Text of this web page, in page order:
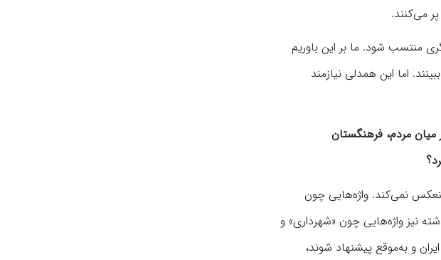
می‌کنند.
منتسب شود. ما بر این باوریم
اما این همدلی نیازمند
مردم، فرهنگستان
نمی‌کند. واژه‌هایی چون
نیز واژه‌هایی چون «شهرداری» و
و به‌موقع پیشنهاد شوند،